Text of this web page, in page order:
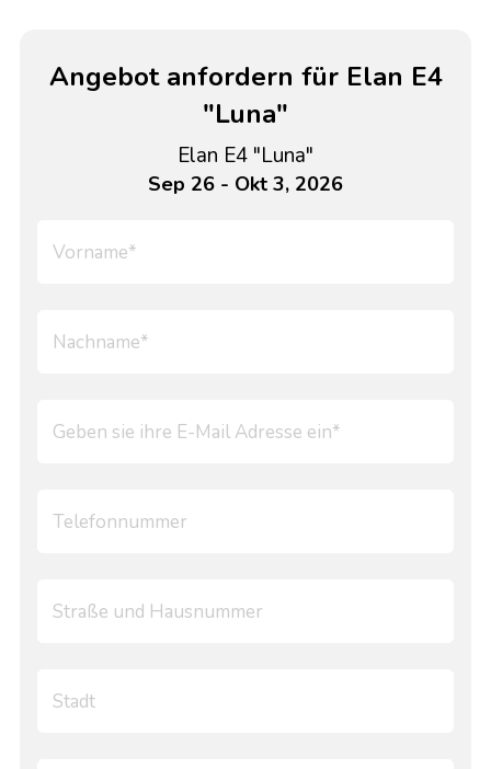
Angebot anfordern für Elan E4
"Luna"
Elan E4 "Luna"
Sep 26 - Okt 3, 2026